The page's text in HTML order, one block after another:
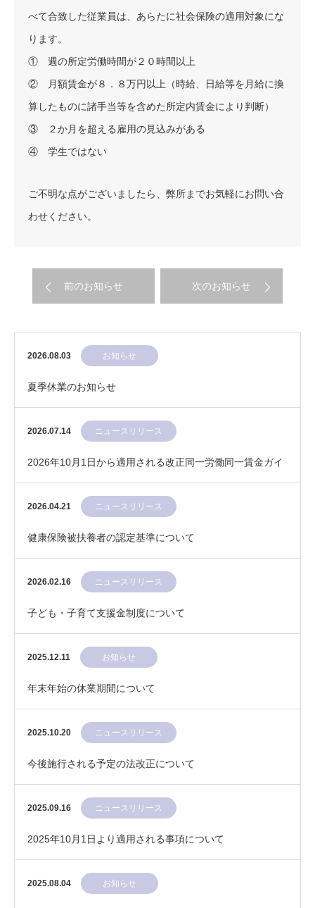
べて合致した従業員は、あらたに社会保険の適用対象にな
ります。
① 週の所定労働時間が２０時間以上
② 月額賃金が８．８万円以上（時給、日給等を月給に換
算したものに諸手当等を含めた所定内賃金により判断）
③ ２か月を超える雇用の見込みがある
④ 学生ではない
ご不明な点がございましたら、弊所までお気軽にお問い合
わせください。
前のお知らせ 次のお知らせ
2026.08.03 お知らせ
夏季休業のお知らせ
2026.07.14 ニュースリリース
2026年10月1日から適用される改正同一労働同一賃金ガイ
ドライン
2026.04.21 ニュースリリース
健康保険被扶養者の認定基準について
2026.02.16 ニュースリリース
子ども・子育て支援金制度について
2025.12.11 お知らせ
年末年始の休業期間について
2025.10.20 ニュースリリース
今後施行される予定の法改正について
2025.09.16 ニュースリリース
2025年10月1日より適用される事項について
2025.08.04 お知らせ